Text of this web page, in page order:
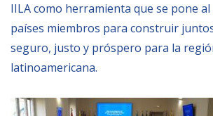
IILA como herramienta que se pone
países miembros para construir
seguro, justo y próspero para la
latinoamericana.